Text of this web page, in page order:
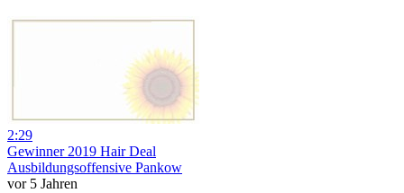
2:29
Gewinner 2019 Hair Deal
Ausbildungsoffensive Pankow
vor 5 Jahren